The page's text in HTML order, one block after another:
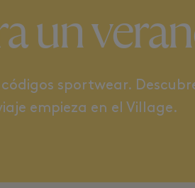
un
sportwear.
empieza en el Village.​